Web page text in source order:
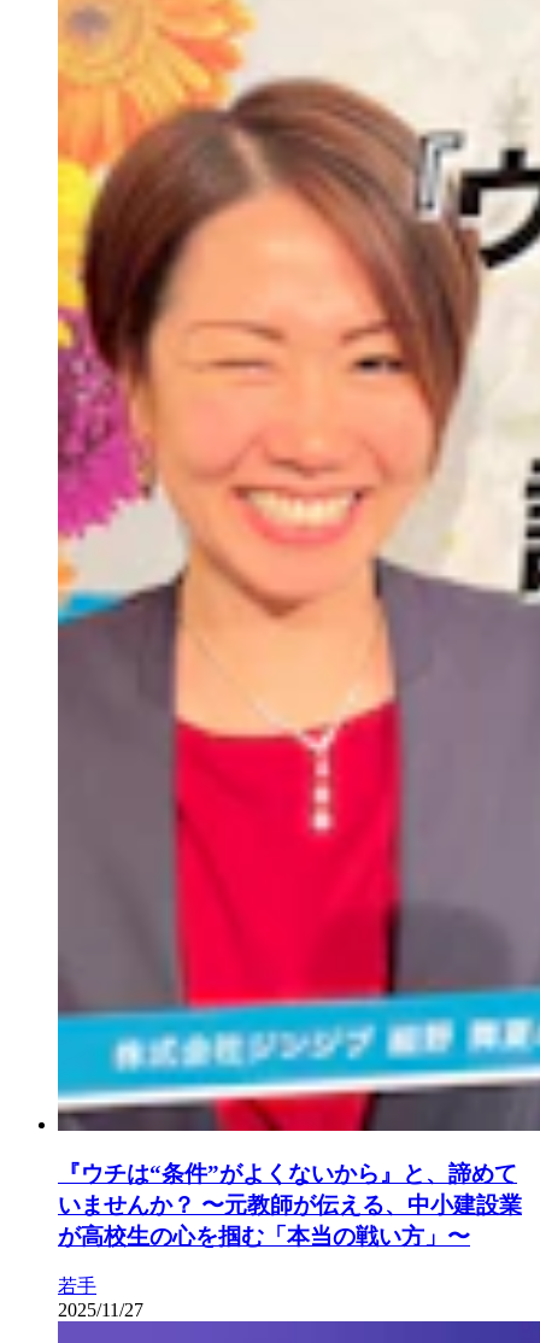
『ウチは“条件”がよくないから』と、諦めて
いませんか？ 〜元教師が伝える、中小建設業
が高校生の心を掴む「本当の戦い方」〜
若手
2025/11/27